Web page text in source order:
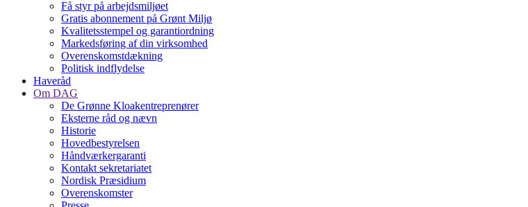
Få styr på arbejdsmiljøet
Gratis abonnement på Grønt Miljø
Kvalitetsstempel og garantiordning
Markedsføring af din virksomhed
Overenskomstdækning
Politisk indflydelse
Haveråd
Om DAG
De Grønne Kloakentreprenører
Eksterne råd og nævn
Historie
Hovedbestyrelsen
Håndværkergaranti
Kontakt sekretariatet
Nordisk Præsidium
Overenskomster